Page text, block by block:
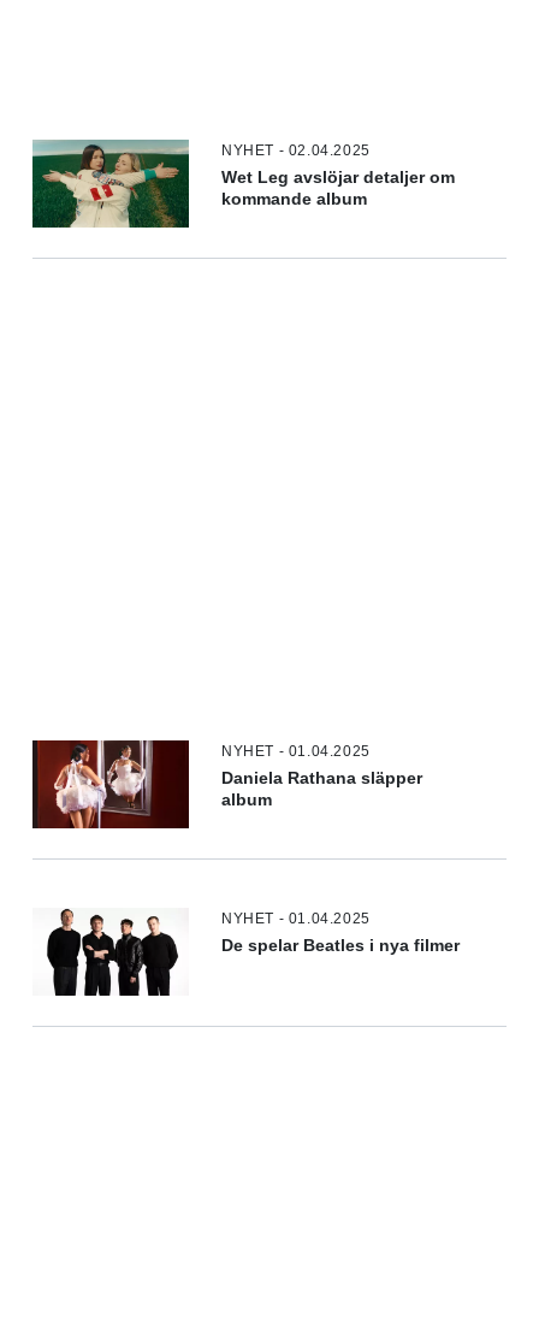
NYHET - 02.04.2025
Wet Leg avslöjar detaljer om
kommande album
NYHET - 01.04.2025
Daniela Rathana släpper
album
NYHET - 01.04.2025
De spelar Beatles i nya filmer